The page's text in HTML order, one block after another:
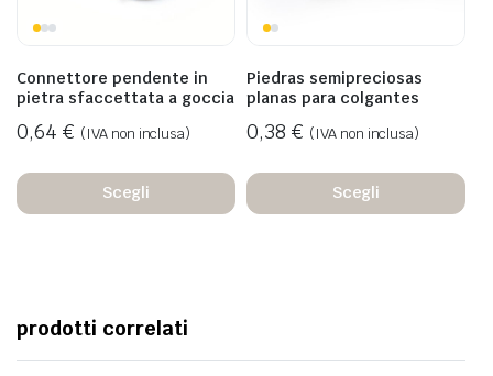
Connettore pendente in
pietra sfaccettata a goccia
0,64 € (IVA non inclusa)
Scegli
Piedras semipreciosas
planas para colgantes
0,38 € (IVA non inclusa)
Scegli
prodotti correlati